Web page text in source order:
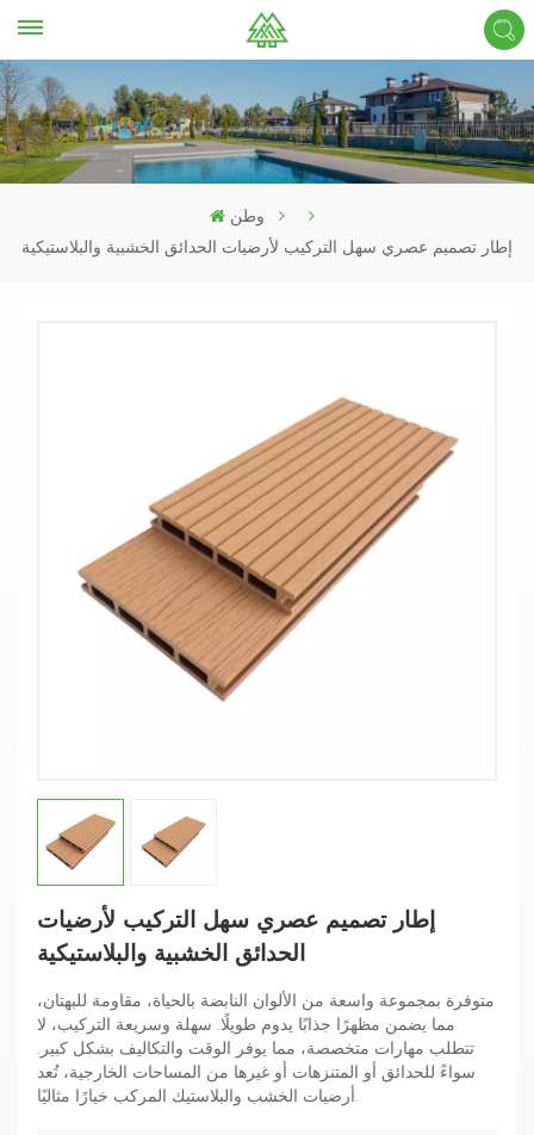
وطن
إطار تصميم عصري سهل التركيب لأرضيات الحدائق الخشبية والبلاستيكية
إطار تصميم عصري سهل التركيب لأرضيات
الحدائق الخشبية والبلاستيكية
متوفرة بمجموعة واسعة من الألوان النابضة بالحياة، مقاومة للبهتان،
مما يضمن مظهرًا جذابًا يدوم طويلًا. سهلة وسريعة التركيب، لا
تتطلب مهارات متخصصة، مما يوفر الوقت والتكاليف بشكل كبير.
سواءً للحدائق أو المتنزهات أو غيرها من المساحات الخارجية، تُعد
أرضيات الخشب والبلاستيك المركب خيارًا مثاليًا.